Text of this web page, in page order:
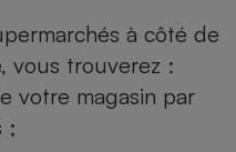
à côté de
vous trouverez :
votre magasin par
;